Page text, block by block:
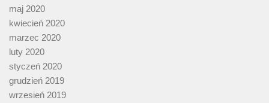
maj 2020
kwiecień 2020
marzec 2020
luty 2020
styczeń 2020
grudzień 2019
wrzesień 2019